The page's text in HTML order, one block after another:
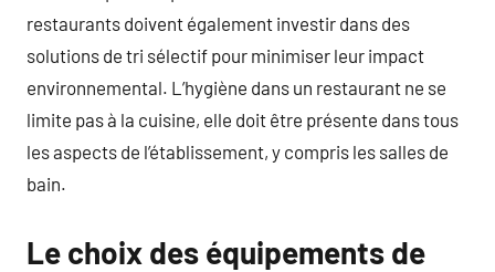
restaurants doivent également investir dans des
solutions de tri sélectif pour minimiser leur impact
environnemental. L’hygiène dans un restaurant ne se
limite pas à la cuisine, elle doit être présente dans tous
les aspects de l’établissement, y compris les salles de
bain.
Le choix des équipements de